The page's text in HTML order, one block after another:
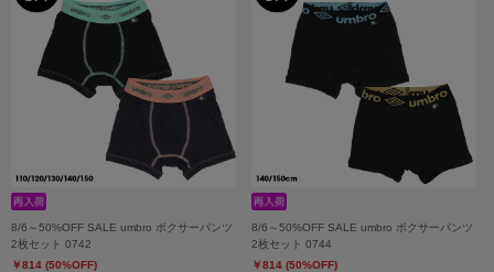
8/6～50%OFF SALE umbro ボクサーパンツ
2枚セット 0742
￥814 (50%OFF)
8/6～50%OFF SALE umbro ボクサーパンツ
2枚セット 0744
￥814 (50%OFF)